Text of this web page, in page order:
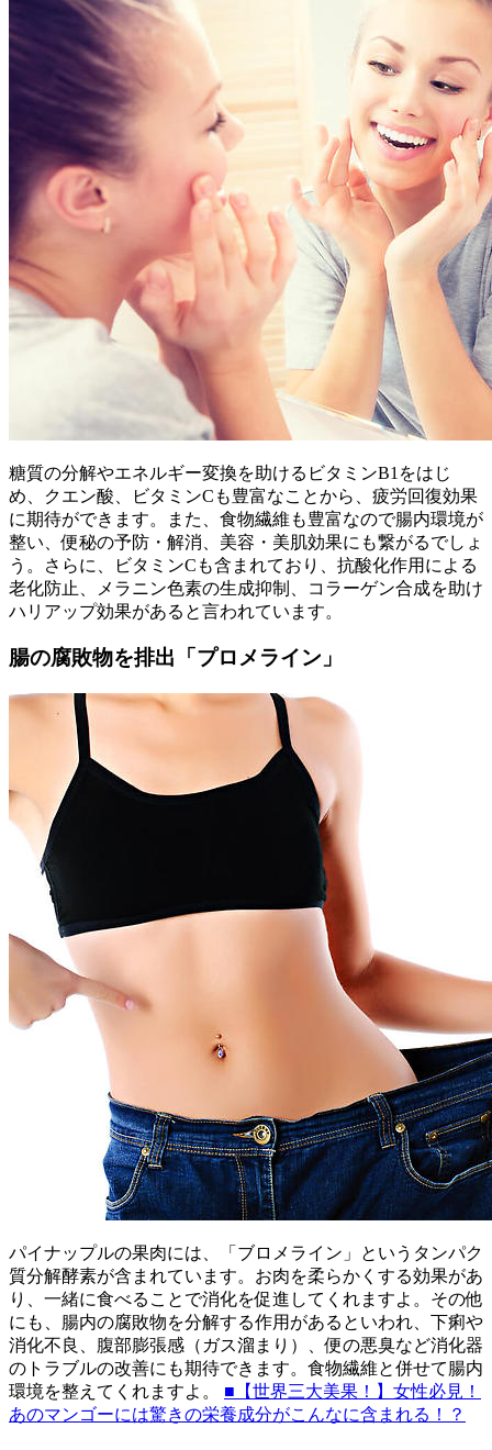
糖質の分解やエネルギー変換を助けるビタミンB1をはじ
め、クエン酸、ビタミンCも豊富なことから、疲労回復効果
に期待ができます。また、食物繊維も豊富なので腸内環境が
整い、便秘の予防・解消、美容・美肌効果にも繋がるでしょ
う。さらに、ビタミンCも含まれており、抗酸化作用による
老化防止、メラニン色素の生成抑制、コラーゲン合成を助け
ハリアップ効果があると言われています。
腸の腐敗物を排出「プロメライン」
パイナップルの果肉には、「ブロメライン」というタンパク
質分解酵素が含まれています。お肉を柔らかくする効果があ
り、一緒に食べることで消化を促進してくれますよ。その他
にも、腸内の腐敗物を分解する作用があるといわれ、下痢や
消化不良、腹部膨張感（ガス溜まり）、便の悪臭など消化器
のトラブルの改善にも期待できます。食物繊維と併せて腸内
環境を整えてくれますよ。 ■【世界三大美果！】女性必見！
あのマンゴーには驚きの栄養成分がこんなに含まれる！？